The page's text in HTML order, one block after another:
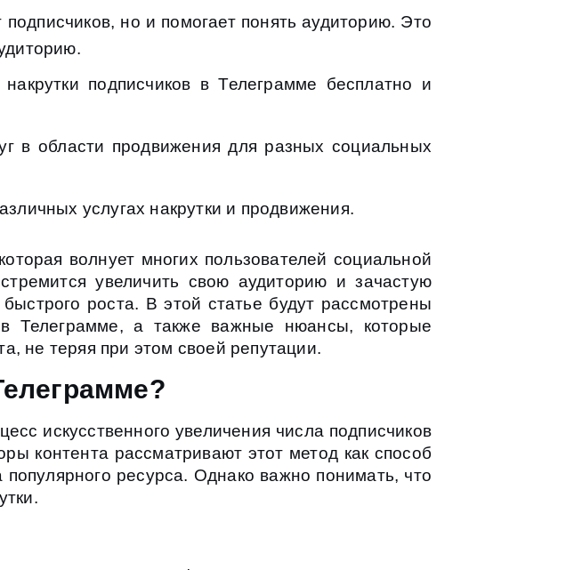
но и помогает понять аудиторию. Это
подписчиков в Телеграмме бесплатно и
в области продвижения для разных социальных
услугах накрутки и продвижения.
волнует многих пользователей социальной
увеличить свою аудиторию и зачастую
роста. В этой статье будут рассмотрены
Телеграмме, а также важные нюансы, которые
не теряя при этом своей репутации.
искусственного увеличения числа подписчиков
контента рассматривают этот метод как способ
ресурса. Однако важно понимать, что